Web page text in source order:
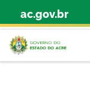
Skip to content
ac.gov.br